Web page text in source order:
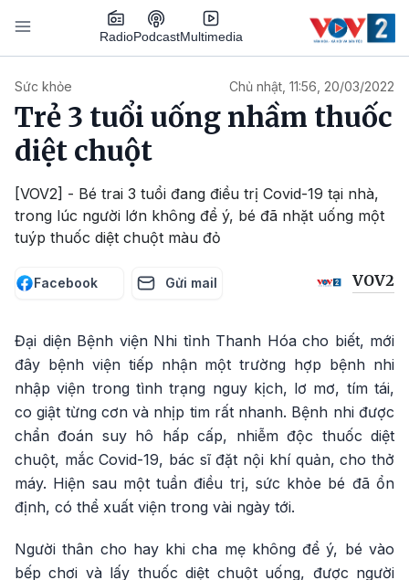
Nhảy đến nội dung
RadioPodcastMultimedia
Sức khỏe Chủ nhật, 11:56, 20/03/2022
Trẻ 3 tuổi uống nhầm thuốc
diệt chuột
[VOV2] - Bé trai 3 tuổi đang điều trị Covid-19 tại nhà,
trong lúc người lớn không để ý, bé đã nhặt uống một
tuýp thuốc diệt chuột màu đỏ
Facebook Gửi mail VOV2
Đại diện Bệnh viện Nhi tỉnh Thanh Hóa cho biết, mới
đây bệnh viện tiếp nhận một trường hợp bệnh nhi
nhập viện trong tình trạng nguy kịch, lơ mơ, tím tái,
co giật từng cơn và nhịp tim rất nhanh. Bệnh nhi được
chẩn đoán suy hô hấp cấp, nhiễm độc thuốc diệt
chuột, mắc Covid-19, bác sĩ đặt nội khí quản, cho thở
máy. Hiện sau một tuần điều trị, sức khỏe bé đã ổn
định, có thể xuất viện trong vài ngày tới.
Người thân cho hay khi cha mẹ không để ý, bé vào
bếp chơi và lấy thuốc diệt chuột uống, được người